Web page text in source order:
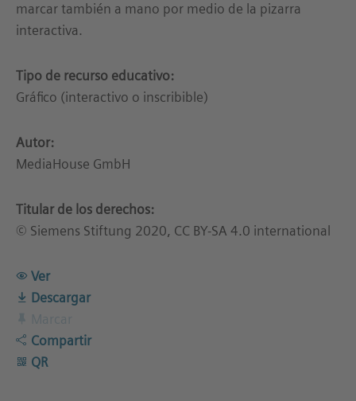
marcar también a mano por medio de la pizarra
interactiva.
Tipo de recurso educativo:
Gráfico (interactivo o inscribible)
Autor:
MediaHouse GmbH
Titular de los derechos:
© Siemens Stiftung 2020, CC BY-SA 4.0 international
Ver
Descargar
Compartir
QR